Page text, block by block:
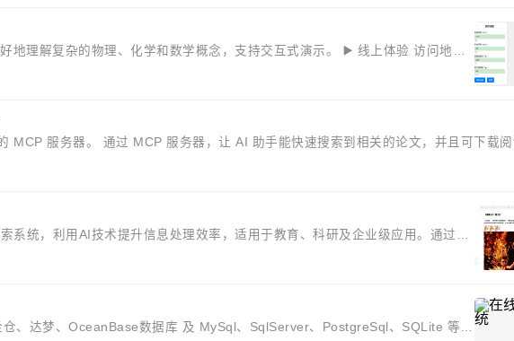
地理解复杂的物理、化学和数学概念，支持交互式演示。 ▶️ 线上体验 访问地
MCP 服务器。 通过 MCP 服务器，让 AI 助手能快速搜索到相关的论文，并且可下载阅
系统，利用AI技术提升信息处理效率，适用于教育、科研及企业级应用。通过大
用户带来智能体验。 知识在线编辑 ...
、达梦、OceanBase数据库 及 MySql、SqlServer、PostgreSql、SQLite 等数